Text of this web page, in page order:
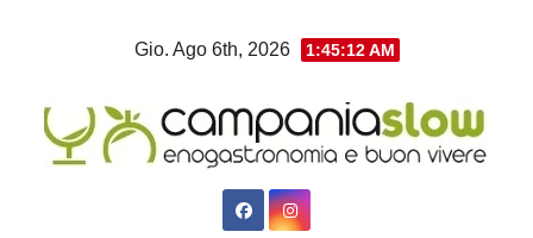
Gio. Ago 6th, 2026 1:45:13 AM